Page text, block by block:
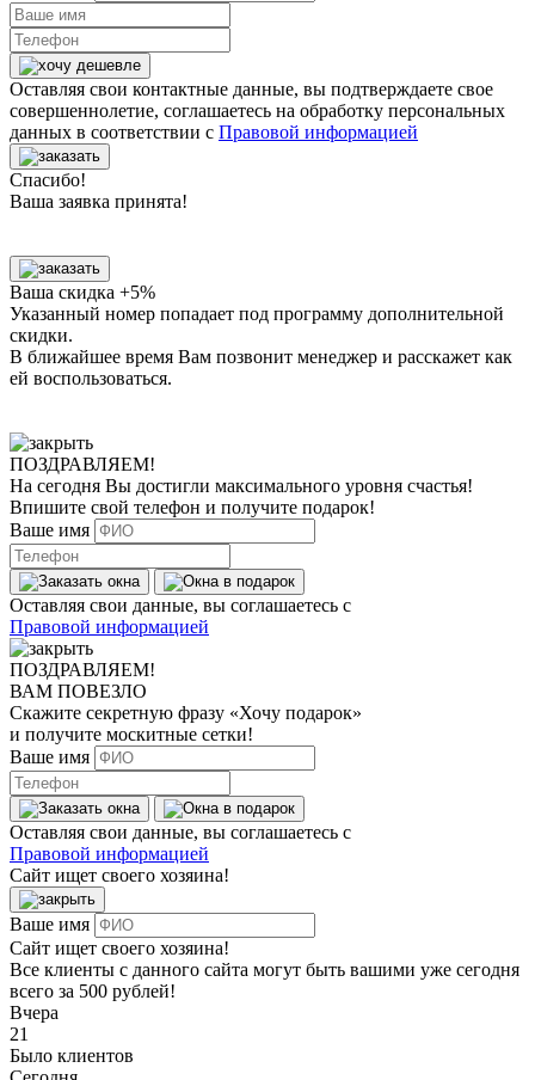
Оставляя свои контактные данные, вы подтверждаете свое
совершеннолетие, соглашаетесь на обработку персональных
данных в соответствии с Правовой информацией
Спасибо!
Ваша заявка принята!
Ваша скидка +5%
Указанный номер попадает под программу дополнительной
скидки.
В ближайшее время Вам позвонит менеджер и расскажет как
ей воспользоваться.
ПОЗДРАВЛЯЕМ!
На сегодня Вы достигли максимального уровня счастья!
Впишите свой телефон и получите подарок!
Ваше имя
Оставляя свои данные, вы соглашаетесь с
Правовой информацией
ПОЗДРАВЛЯЕМ!
ВАМ ПОВЕЗЛО
Скажите секретную фразу «Хочу подарок»
и получите москитные сетки!
Ваше имя
Оставляя свои данные, вы соглашаетесь с
Правовой информацией
Сайт ищет своего хозяина!
Ваше имя
Сайт ищет своего хозяина!
Все клиенты с данного сайта могут быть вашими уже сегодня
всего за 500 рублей!
Вчера
21
Было клиентов